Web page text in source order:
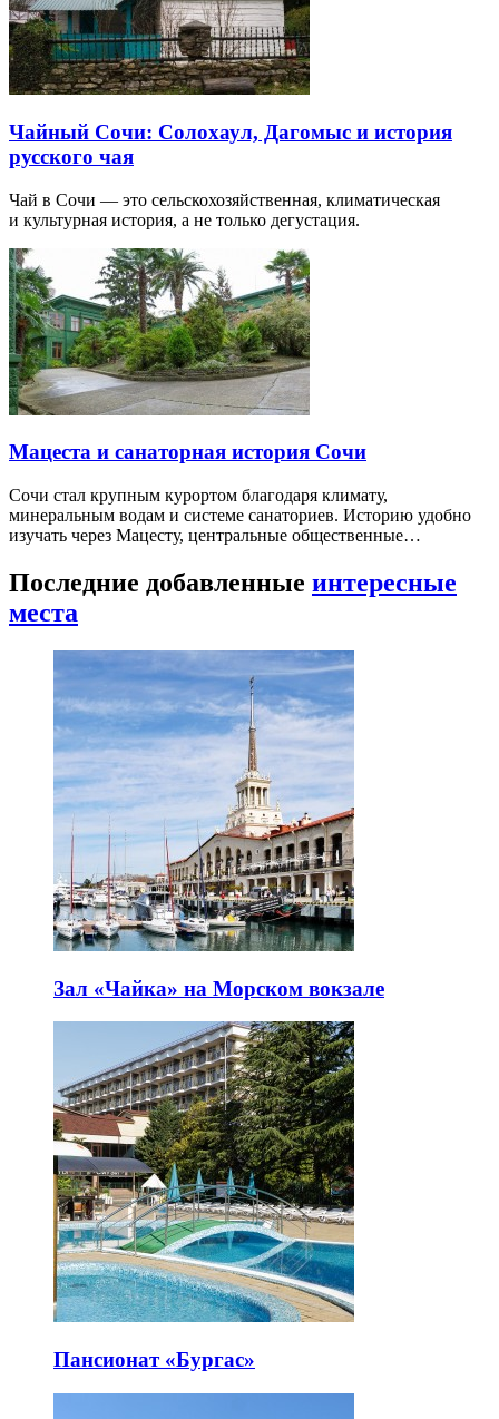
Чайный Сочи: Солохаул, Дагомыс и история
русского чая
Чай в Сочи — это сельскохозяйственная, климатическая
и культурная история, а не только дегустация.
Мацеста и санаторная история Сочи
Сочи стал крупным курортом благодаря климату,
минеральным водам и системе санаториев. Историю удобно
изучать через Мацесту, центральные общественные…
Последние добавленные интересные
места
Зал «Чайка» на Морском вокзале
Пансионат «Бургас»